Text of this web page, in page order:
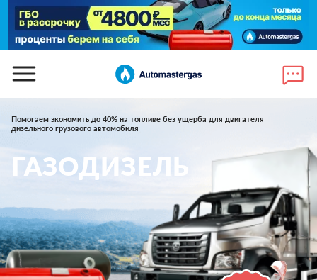
Помогаем экономить до 40% на топливе без ущерба для двигателя
дизельного грузового автомобиля
ГАЗОДИЗЕЛЬ